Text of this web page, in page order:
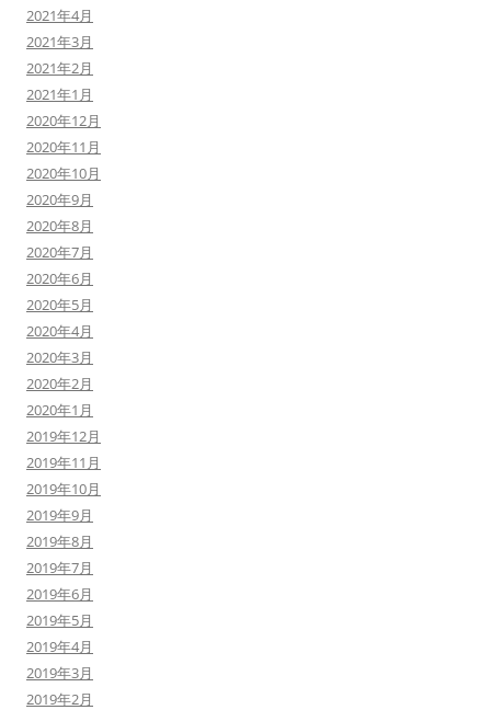
2021年4月
2021年3月
2021年2月
2021年1月
2020年12月
2020年11月
2020年10月
2020年9月
2020年8月
2020年7月
2020年6月
2020年5月
2020年4月
2020年3月
2020年2月
2020年1月
2019年12月
2019年11月
2019年10月
2019年9月
2019年8月
2019年7月
2019年6月
2019年5月
2019年4月
2019年3月
2019年2月